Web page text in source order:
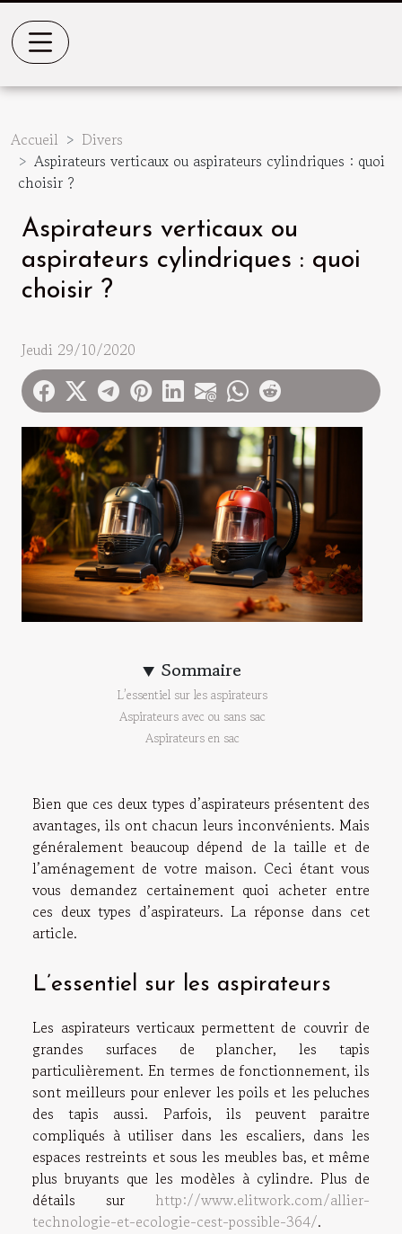
Accueil
Divers
Aspirateurs verticaux ou aspirateurs cylindriques : quoi
choisir ?
Aspirateurs verticaux ou
aspirateurs cylindriques : quoi
choisir ?
Jeudi 29/10/2020
Sommaire
L’essentiel sur les aspirateurs
Aspirateurs avec ou sans sac
Aspirateurs en sac
Bien que ces deux types d’aspirateurs présentent des
avantages, ils ont chacun leurs inconvénients. Mais
généralement beaucoup dépend de la taille et de
l’aménagement de votre maison. Ceci étant vous
vous demandez certainement quoi acheter entre
ces deux types d’aspirateurs. La réponse dans cet
article.
L’essentiel sur les aspirateurs
Les aspirateurs verticaux permettent de couvrir de
grandes surfaces de plancher, les tapis
particulièrement. En termes de fonctionnement, ils
sont meilleurs pour enlever les poils et les peluches
des tapis aussi. Parfois, ils peuvent paraitre
compliqués à utiliser dans les escaliers, dans les
espaces restreints et sous les meubles bas, et même
plus bruyants que les modèles à cylindre. Plus de
détails sur http://www.elitwork.com/allier-
technologie-et-ecologie-cest-possible-364/.